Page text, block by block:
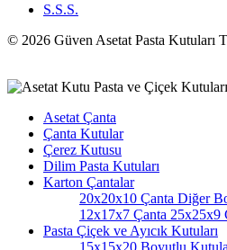
S.S.S.
© 2026 Güven Asetat Pasta Kutuları
Asetat Çanta
Çanta Kutular
Çerez Kutusu
Dilim Pasta Kutuları
Karton Çantalar
20x20x10 Çanta Diğer
12x17x7 Çanta 25x25x9
Pasta Çiçek ve Ayıcık Kutuları
15x15x20 Boyutlu